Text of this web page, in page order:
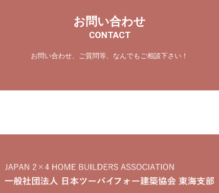
お問い合わせ
CONTACT
お問い合わせ、ご質問等、なんでもご相談下さい！